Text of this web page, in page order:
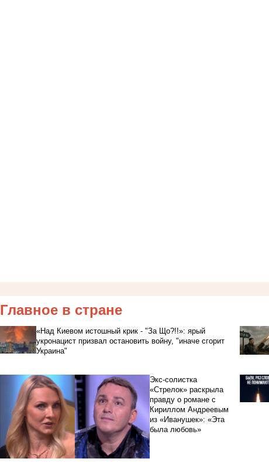
Главное в стране
«Над Киевом истошный крик - "За Що?!!»: ярый
укронацист призвал остановить войну, "иначе сгорит
Украина"
Экс-солистка
«Стрелок» раскрыла
правду о романе с
Кириллом Андреевым
из «Иванушек»: «Эта
была любовь»